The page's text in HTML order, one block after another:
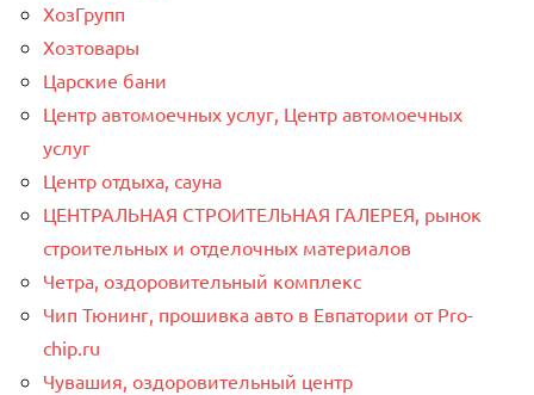
ХозГрупп
Хозтовары
Царские бани
Центр автомоечных услуг, Центр автомоечных
услуг
Центр отдыха, сауна
ЦЕНТРАЛЬНАЯ СТРОИТЕЛЬНАЯ ГАЛЕРЕЯ, рынок
строительных и отделочных материалов
Четра, оздоровительный комплекс
Чип Тюнинг, прошивка авто в Евпатории от Pro-
chip.ru
Чувашия, оздоровительный центр